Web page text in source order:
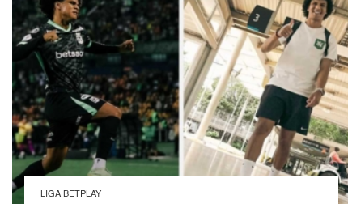
LIGA BETPLAY